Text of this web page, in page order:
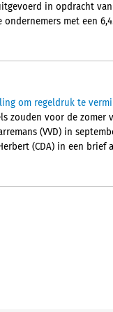
in opdracht
met een
om regeldruk te
zouden voor de
(VVD) in
(CDA) in een brief